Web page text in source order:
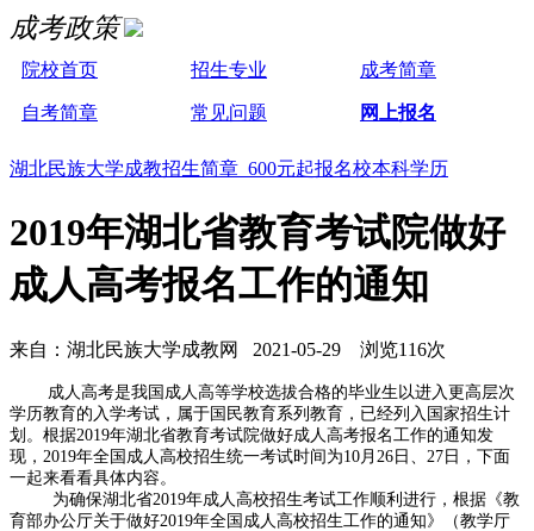
成考政策
院校首页 招生专业 成考简章
自考简章 常见问题 网上报名
湖北民族大学成教招生简章 600元起报名校本科学历
2019年湖北省教育考试院做好
成人高考报名工作的通知
来自：湖北民族大学成教网 2021-05-29 浏览116次
成人高考是我国成人高等学校选拔合格的毕业生以进入更高层次
学历教育的入学考试，属于国民教育系列教育，已经列入国家招生计
划。根据2019年湖北省教育考试院做好成人高考报名工作的通知发
现，2019年全国成人高校招生统一考试时间为10月26日、27日，下面
一起来看看具体内容。
为确保湖北省2019年成人高校招生考试工作顺利进行，根据《教
育部办公厅关于做好2019年全国成人高校招生工作的通知》（教学厅